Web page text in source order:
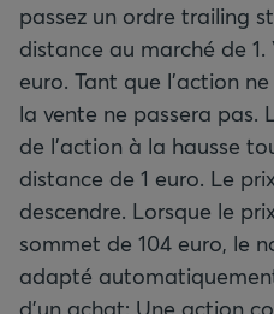
passez un ordre trailing
distance au marché de
euro. Tant que l’action
la vente ne passera pas.
de l’action à la hausse
distance de 1 euro. Le
descendre. Lorsque le
sommet de 104 euro, le
adapté
d'un achat: Une action